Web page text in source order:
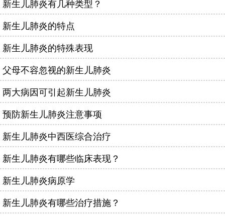
新生儿肺炎有几种类型？
新生儿肺炎的特点
新生儿肺炎的特殊表现
父母不容忽视的新生儿肺炎
两大病因可引起新生儿肺炎
预防新生儿肺炎注意事项
新生儿肺炎中西医综合治疗
新生儿肺炎有哪些临床表现？
新生儿肺炎病原学
新生儿肺炎有哪些治疗措施？